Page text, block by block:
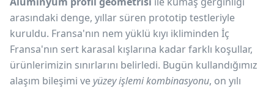
arasındaki denge, yıllar süren prototip testleriyle
kuruldu. Fransa'nın nem yüklü kıyı ikliminden İç
Fransa'nın sert karasal kışlarına kadar farklı koşullar,
ürünlerimizin sınırlarını belirledi. Bugün kullandığımız
alaşım bileşimi ve yüzey işlemi kombinasyonu, on yılı